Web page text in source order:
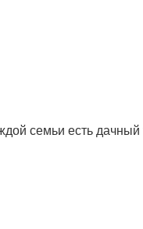
семьи есть дачный